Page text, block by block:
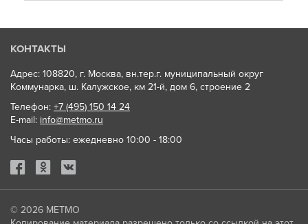
КОНТАКТЫ
Адрес: 108820, г. Москва, вн.тер.г. муниципальный округ
Коммунарка, ш. Калужское, км 21-й, дом 6, строение 2
Телефон: +7 (495) 150 14 24
E-mail: info@metmo.ru
Часы работы: ежедневно 10:00 - 18:00
© 2026 МЕТМО